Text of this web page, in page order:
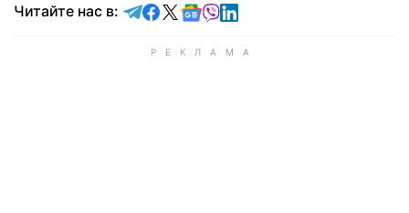
Читайте нас в: Читайте в Telegram
Читайте в Facebook
Читайте в X
Читайте в Google news
Читайте в Viber
Читайте в LinkedIn